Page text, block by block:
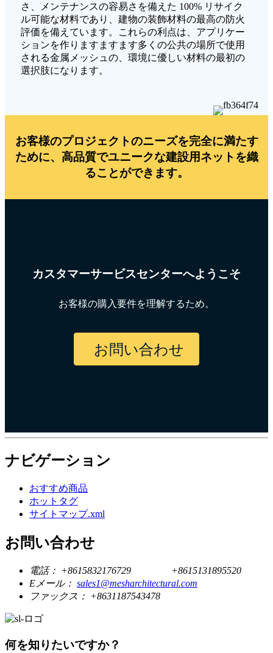
さ、メンテナンスの容易さを備えた 100% リサイク
ル可能な材料であり、建物の装飾材料の最高の防火
評価を備えています。これらの利点は、アプリケー
ションを作りますますます多くの公共の場所で使用
される金属メッシュの、環境に優しい材料の最初の
選択肢になります。
お客様のプロジェクトのニーズを完全に満たす
ために、高品質でユニークな建設用ネットを織
ることができます。
カスタマーサービスセンターへようこそ
お客様の購入要件を理解するため。
お問い合わせ
ナビゲーション
おすすめ商品
ホットタグ
サイトマップ.xml
お問い合わせ
電話： +8615832176729
+8615131895520
Eメール： sales1@mesharchitectural.com
ファックス： +8631187543478
何を知りたいですか？